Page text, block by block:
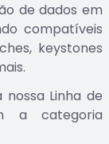
de dados em
compatíveis
keystones
Linha de
a categoria